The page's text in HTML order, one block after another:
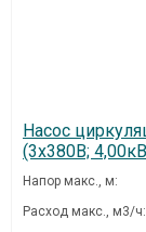
Насос
(3х380В;
Напор макс., м:
Расход макс., м3/ч: